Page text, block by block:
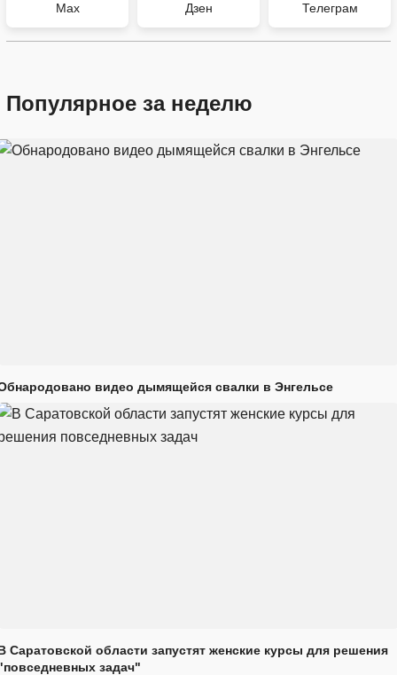
Max Дзен Телеграм
Популярное за неделю
видео дымящейся свалки в Энгельсе
Саратовской области запустят женские курсы для решения
задач"